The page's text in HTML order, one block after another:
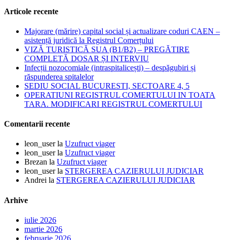
Articole recente
Majorare (mărire) capital social și actualizare coduri CAEN –
asistență juridică la Registrul Comerțului
VIZĂ TURISTICĂ SUA (B1/B2) – PREGĂTIRE
COMPLETĂ DOSAR ȘI INTERVIU
Infecții nozocomiale (intraspitalicești) – despăgubiri și
răspunderea spitalelor
SEDIU SOCIAL BUCURESTI, SECTOARE 4, 5
OPERATIUNI REGISTRUL COMERTULUI IN TOATA
TARA. MODIFICARI REGISTRUL COMERTULUI
Comentarii recente
leon_userla Uzufruct viager
leon_userla Uzufruct viager
Brezan la Uzufruct viager
leon_userla STERGEREA CAZIERULUI JUDICIAR
Andrei la STERGEREA CAZIERULUI JUDICIAR
Arhive
iulie 2026
martie 2026
februarie 2026